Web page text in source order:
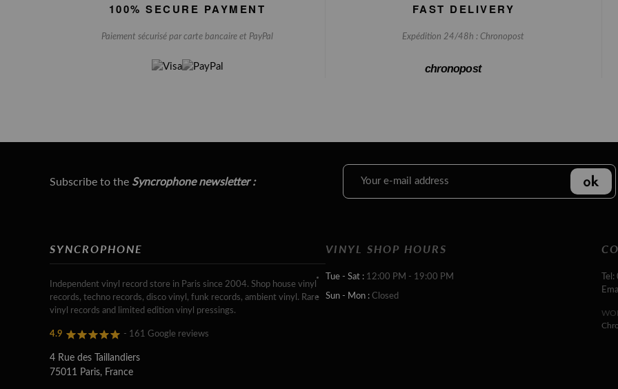
100% SECURE PAYMENT
Paiement sécurisé par carte bancaire et PayPal
FAST DELIVERY
Expédition 24/48h : Chronopost
chronopost
Subscribe to the Syncrophone newsletter :
SYNCROPHONE
Independent vinyl record store in Paris since 2004. Shop house vinyl
records, techno records, disco vinyl, funk records, ambient vinyl. Rare
vinyl records and limited edition vinyl pressings.
4.9 - 161 Google reviews
4 Rue des Taillandiers
75011 Paris, France
VINYL SHOP HOURS
Tue - Sat : 12:00 PM - 19:00 PM
Sun - Mon : Closed